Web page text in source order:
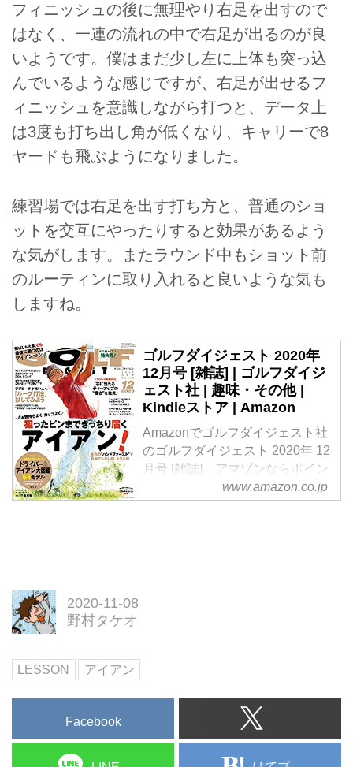
フィニッシュの後に無理やり右足を出すので
はなく、一連の流れの中で右足が出るのが良
いようです。僕はまだ少し左に上体も突っ込
んでいるような感じですが、右足が出せるフ
ィニッシュを意識しながら打つと、データ上
は3度も打ち出し角が低くなり、キャリーで8
ヤードも飛ぶようになりました。
練習場では右足を出す打ち方と、普通のショ
ットを交互にやったりすると効果があるよう
な気がします。またラウンド中もショット前
のルーティンに取り入れると良いような気も
しますね。
ゴルフダイジェスト 2020年
12月号 [雑誌] | ゴルフダイジ
ェスト社 | 趣味・その他 |
Kindleストア | Amazon
Amazonでゴルフダイジェスト社
のゴルフダイジェスト 2020年 12
月号 [雑誌]。アマゾンならポイン
ト還元本が多数。一度購入いただ
いた電子書籍は、Kindleおよび
www.amazon.co.jp
2020-11-08
野村タケオ
LESSON アイアン
Facebook